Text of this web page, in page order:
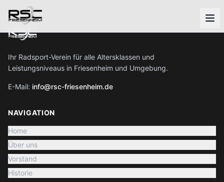
Ihr Radsport-Verein für alle Altersklassen und
Leistungsniveaus in Friesenheim und Umgebung.
E-Mail: info@rsc-friesenheim.de
NAVIGATION
Home
Über uns
Vorstand
Historie